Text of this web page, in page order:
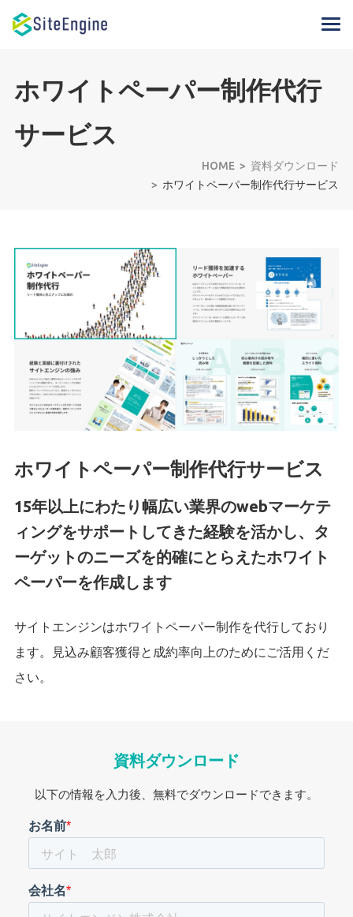
ホワイトペーパー制作代行
サービス
HOME
資料ダウンロード
ホワイトペーパー制作代行サービス
ホワイトペーパー制作代行サービス
15年以上にわたり幅広い業界のwebマーケテ
ィングをサポートしてきた経験を活かし、タ
ーゲットのニーズを的確にとらえたホワイト
ペーパーを作成します
サイトエンジンはホワイトペーパー制作を代行しており
ます。見込み顧客獲得と成約率向上のためにご活用くだ
さい。
資料ダウンロード
以下の情報を入力後、無料でダウンロードできます。